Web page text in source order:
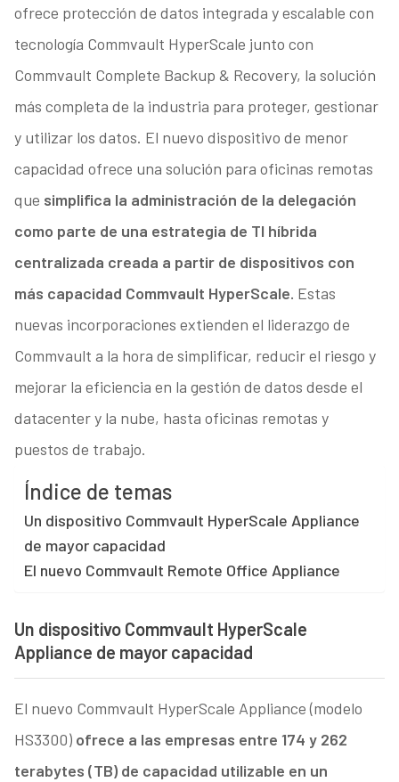
ofrece protección de datos integrada y escalable con
tecnología Commvault HyperScale junto con
Commvault Complete Backup & Recovery, la solución
más completa de la industria para proteger, gestionar
y utilizar los datos. El nuevo dispositivo de menor
capacidad ofrece una solución para oficinas remotas
que simplifica la administración de la delegación
como parte de una estrategia de TI híbrida
centralizada creada a partir de dispositivos con
más capacidad Commvault HyperScale. Estas
nuevas incorporaciones extienden el liderazgo de
Commvault a la hora de simplificar, reducir el riesgo y
mejorar la eficiencia en la gestión de datos desde el
datacenter y la nube, hasta oficinas remotas y
puestos de trabajo.
Índice de temas
Un dispositivo Commvault HyperScale Appliance
de mayor capacidad
El nuevo Commvault Remote Office Appliance
Un dispositivo Commvault HyperScale
Appliance de mayor capacidad
El nuevo Commvault HyperScale Appliance (modelo
HS3300) ofrece a las empresas entre 174 y 262
terabytes (TB) de capacidad utilizable en un